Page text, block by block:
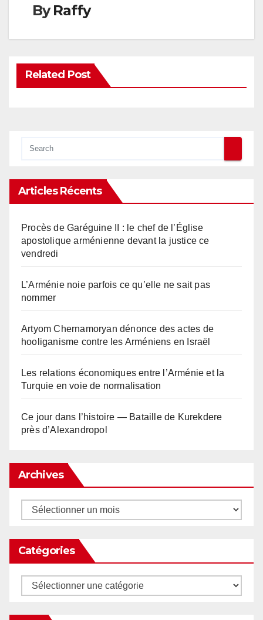
ByRaffy
Related Post
Articles Récents
Procès de Garéguine II : le chef de l’Église
apostolique arménienne devant la justice ce
vendredi
L’Arménie noie parfois ce qu’elle ne sait pas
nommer
Artyom Chernamoryan dénonce des actes de
hooliganisme contre les Arméniens en Israël
Les relations économiques entre l’Arménie et la
Turquie en voie de normalisation
Ce jour dans l’histoire — Bataille de Kurekdere
près d’Alexandropol
Archives
Archives
Catégories
Catégories